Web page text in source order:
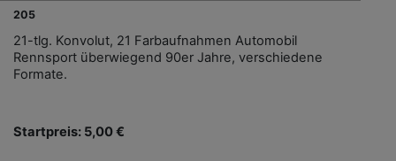
205
21-tlg. Konvolut, 21 Farbaufnahmen Automobil
Rennsport überwiegend 90er Jahre, verschiedene
Formate.
Startpreis: 5,00 €